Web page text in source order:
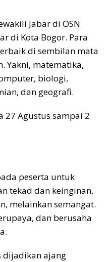
Jabar di OSN
di Kota Bogor. Para
di sembilan mata
Yakni, matematika,
biologi,
dan geografi.
Agustus sampai 2
peserta untuk
tekad dan keinginan,
melainkan semangat.
dan berusaha
dijadikan ajang